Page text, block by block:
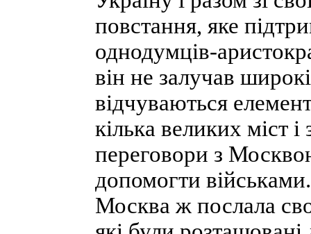
повстання, яке
однодумців-
він не залучав
відчуваються
кілька великих міст
переговори з
допомогти
Москва ж послала